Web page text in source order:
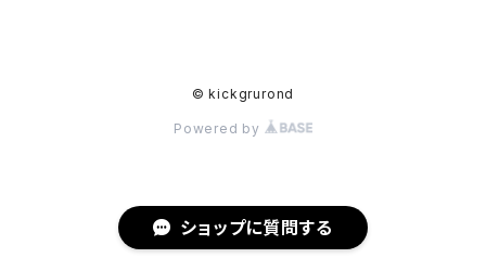
© kickgrurond
Powered by
ショップに質問する